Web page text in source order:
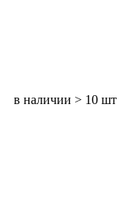
в наличии > 10 шт